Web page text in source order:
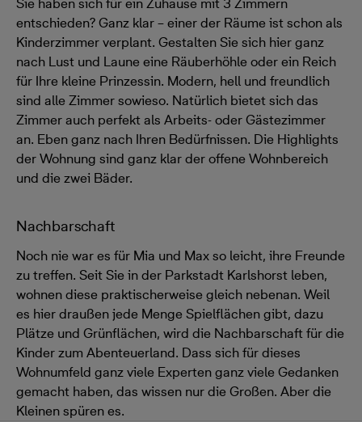
Sie haben sich für ein Zuhause mit 3 Zimmern
entschieden? Ganz klar – einer der Räume ist schon als
Kinderzimmer verplant. Gestalten Sie sich hier ganz
nach Lust und Laune eine Räuberhöhle oder ein Reich
für Ihre kleine Prinzessin. Modern, hell und freundlich
sind alle Zimmer sowieso. Natürlich bietet sich das
Zimmer auch perfekt als Arbeits- oder Gästezimmer
an. Eben ganz nach Ihren Bedürfnissen. Die Highlights
der Wohnung sind ganz klar der offene Wohnbereich
und die zwei Bäder.
Nachbarschaft
Noch nie war es für Mia und Max so leicht, ihre Freunde
zu treffen. Seit Sie in der Parkstadt Karlshorst leben,
wohnen diese praktischerweise gleich nebenan. Weil
es hier draußen jede Menge Spielflächen gibt, dazu
Plätze und Grünflächen, wird die Nachbarschaft für die
Kinder zum Abenteuerland. Dass sich für dieses
Wohnumfeld ganz viele Experten ganz viele Gedanken
gemacht haben, das wissen nur die Großen. Aber die
Kleinen spüren es.